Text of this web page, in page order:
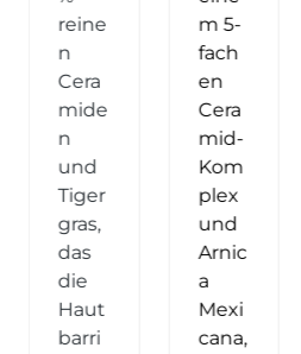
reine
n
Cera
mide
n
und
Tiger
gras,
das
die
Haut
barri
m 5-
fach
en
Cera
mid-
Kom
plex
und
Arnic
a
Mexi
cana,